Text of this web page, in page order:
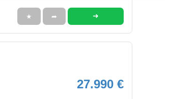
★ ➦ ➜
27.990 €